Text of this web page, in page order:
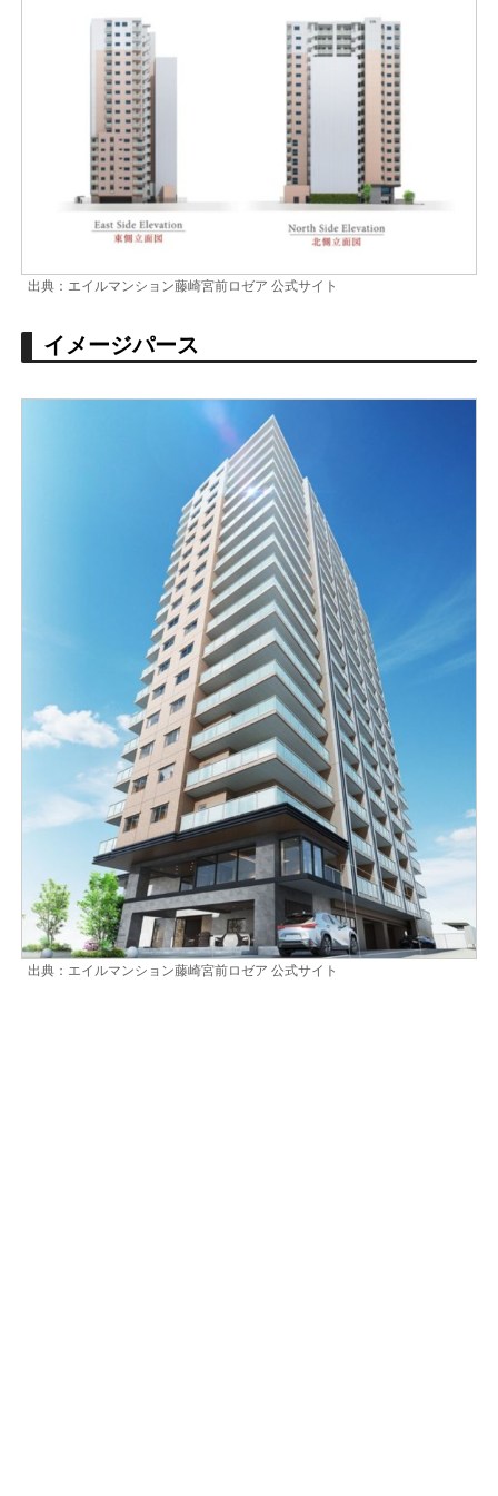
出典：エイルマンション藤崎宮前ロゼア 公式サイト
イメージパース
出典：エイルマンション藤崎宮前ロゼア 公式サイト